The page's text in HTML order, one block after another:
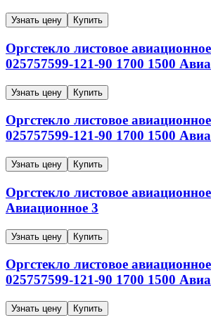
Узнать цену Купить
Оргстекло листовое авиационное
025757599-121-90 1700 1500
Узнать цену Купить
Оргстекло листовое авиационное
025757599-121-90 1700 1500
Узнать цену Купить
Оргстекло листовое авиационное
Авиационное 3
Узнать цену Купить
Оргстекло листовое авиационное
025757599-121-90 1700 1500
Узнать цену Купить